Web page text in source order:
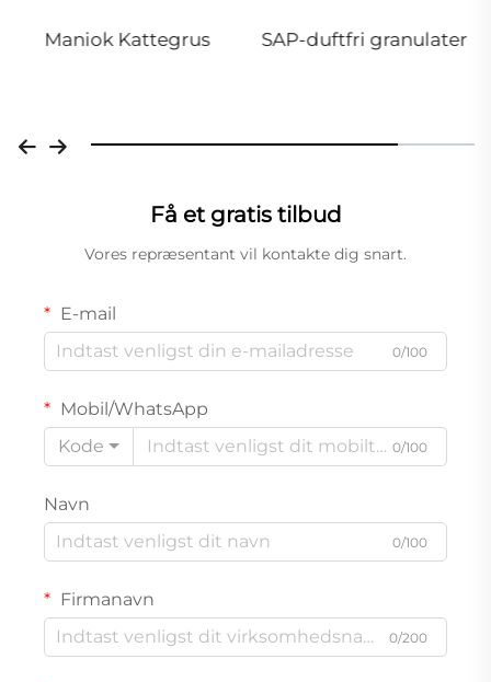
Maniok Kattegrus SAP-duftfri granulater
Få et gratis tilbud
Vores repræsentant vil kontakte dig snart.
E-mail
0/100
Mobil/WhatsApp
Kode
0/100
Navn
0/100
Firmanavn
0/200